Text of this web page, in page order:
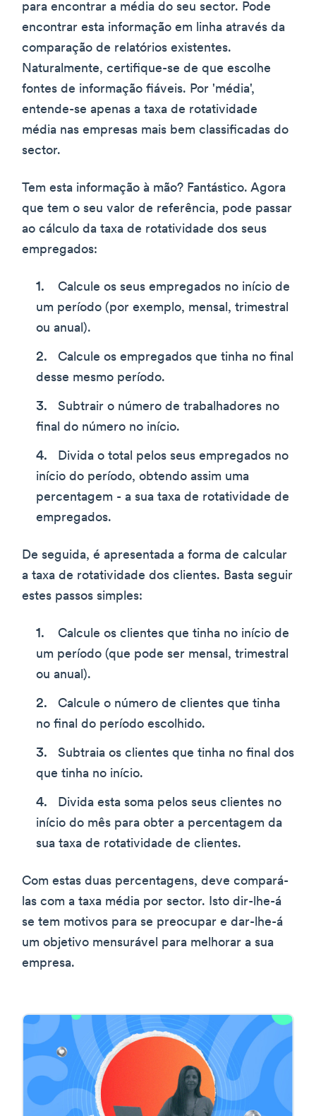
para encontrar a média do seu sector. Pode
encontrar esta informação em linha através da
comparação de relatórios existentes.
Naturalmente, certifique-se de que escolhe
fontes de informação fiáveis. Por 'média',
entende-se apenas a taxa de rotatividade
média nas empresas mais bem classificadas do
sector.
Tem esta informação à mão? Fantástico. Agora
que tem o seu valor de referência, pode passar
ao cálculo da taxa de rotatividade dos seus
empregados:
Calcule os seus empregados no início de
um período (por exemplo, mensal, trimestral
ou anual).
Calcule os empregados que tinha no final
desse mesmo período.
Subtrair o número de trabalhadores no
final do número no início.
Divida o total pelos seus empregados no
início do período, obtendo assim uma
percentagem - a sua taxa de rotatividade de
empregados.
De seguida, é apresentada a forma de calcular
a taxa de rotatividade dos clientes. Basta seguir
estes passos simples:
Calcule os clientes que tinha no início de
um período (que pode ser mensal, trimestral
ou anual).
Calcule o número de clientes que tinha
no final do período escolhido.
Subtraia os clientes que tinha no final dos
que tinha no início.
Divida esta soma pelos seus clientes no
início do mês para obter a percentagem da
sua taxa de rotatividade de clientes.
Com estas duas percentagens, deve compará-
las com a taxa média por sector. Isto dir-lhe-á
se tem motivos para se preocupar e dar-lhe-á
um objetivo mensurável para melhorar a sua
empresa.